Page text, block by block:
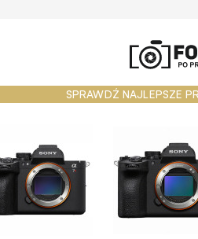
SPRAWDŹ NAJLEPSZE